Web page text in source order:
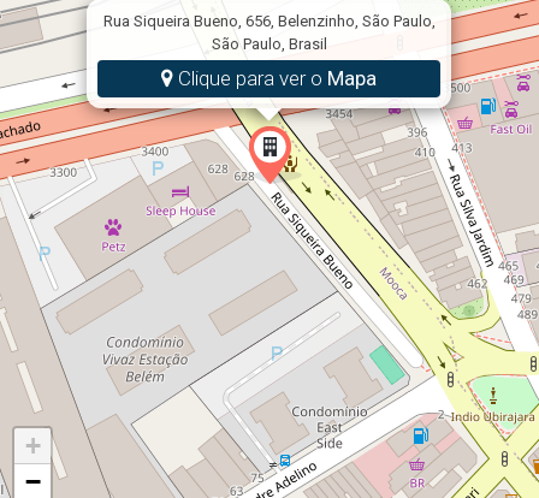
Taxas de juros nominal ao ano de 10,0%.
Rua Siqueira Bueno, 656, Belenzinho, São Paulo,
São Paulo, Brasil
Clique para ver o Mapa
+
−